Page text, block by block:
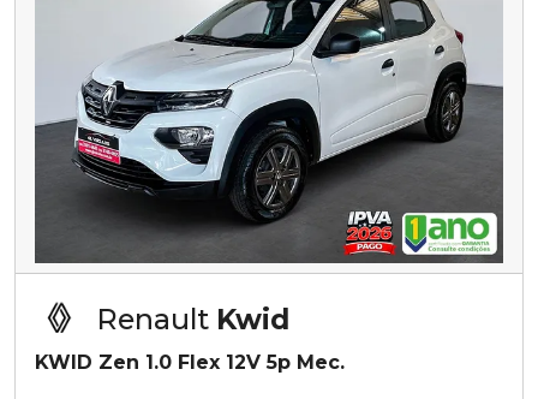
Renault Kwid
KWID Zen 1.0 Flex 12V 5p Mec.